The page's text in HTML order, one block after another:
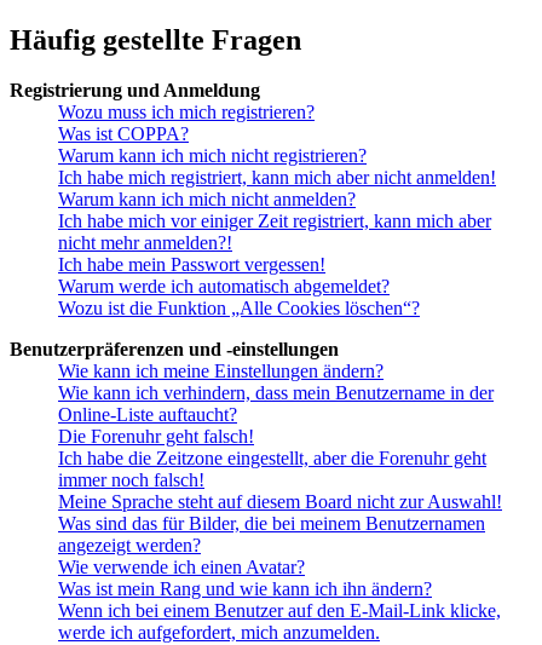
Häufig gestellte Fragen
Registrierung und Anmeldung
Wozu muss ich mich registrieren?
Was ist COPPA?
Warum kann ich mich nicht registrieren?
Ich habe mich registriert, kann mich aber nicht anmelden!
Warum kann ich mich nicht anmelden?
Ich habe mich vor einiger Zeit registriert, kann mich aber
nicht mehr anmelden?!
Ich habe mein Passwort vergessen!
Warum werde ich automatisch abgemeldet?
Wozu ist die Funktion „Alle Cookies löschen“?
Benutzerpräferenzen und -einstellungen
Wie kann ich meine Einstellungen ändern?
Wie kann ich verhindern, dass mein Benutzername in der
Online-Liste auftaucht?
Die Forenuhr geht falsch!
Ich habe die Zeitzone eingestellt, aber die Forenuhr geht
immer noch falsch!
Meine Sprache steht auf diesem Board nicht zur Auswahl!
Was sind das für Bilder, die bei meinem Benutzernamen
angezeigt werden?
Wie verwende ich einen Avatar?
Was ist mein Rang und wie kann ich ihn ändern?
Wenn ich bei einem Benutzer auf den E-Mail-Link klicke,
werde ich aufgefordert, mich anzumelden.